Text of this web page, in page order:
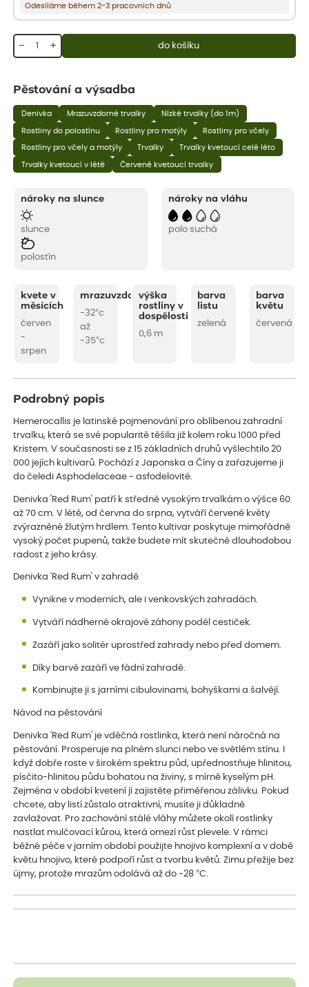
Odesíláme během 2-3 pracovních dnů
+
− do košíku
Pěstování a výsadba
Denivka Mrazuvzdorné trvalky Nízké trvalky (do 1m)
Rostliny do polostínu Rostliny pro motýly Rostliny pro včely
Rostliny pro včely a motýly Trvalky Trvalky kvetoucí celé léto
Trvalky kvetoucí v létě Červeně kvetoucí trvalky
nároky na slunce
slunce
polostín
nároky na vláhu
polo suchá
kvete v
měsících
červen
-
srpen
mrazuvzdornost
-32°c
až
-35°c
výška
rostliny v
dospělosti
0,6 m
barva
listu
zelená
barva
květu
červená
Podrobný popis
Hemerocallis je latinské pojmenování pro oblíbenou zahradní
trvalku, která se své popularitě těšila již kolem roku 1000 před
Kristem. V současnosti se z 15 základních druhů vyšlechtilo 20
000 jejích kultivarů. Pochází z Japonska a Číny a zařazujeme ji
do čeledi Asphodelaceae - asfodelovité.
Denivka 'Red Rum' patří k středně vysokým trvalkám o výšce 60
až 70 cm. V létě, od června do srpna, vytváří červené květy
zvýrazněné žlutým hrdlem. Tento kultivar poskytuje mimořádně
vysoký počet pupenů, takže budete mít skutečně dlouhodobou
radost z jeho krásy.
Denivka 'Red Rum' v zahradě
Vynikne v moderních, ale i venkovských zahradách.
Vytváří nádherné okrajové záhony podél cestiček.
Zazáří jako solitér uprostřed zahrady nebo před domem.
Díky barvě zazáří ve fádní zahradě.
Kombinujte ji s jarními cibulovinami, bohyškami a šalvějí.
Návod na pěstování
Denivka 'Red Rum' je vděčná rostlinka, která není náročná na
pěstování. Prosperuje na plném slunci nebo ve světlém stínu. I
když dobře roste v širokém spektru půd, upřednostňuje hlinitou,
písčito-hlinitou půdu bohatou na živiny, s mírně kyselým pH.
Zejména v období kvetení jí zajistěte přiměřenou zálivku. Pokud
chcete, aby listí zůstalo atraktivní, musíte ji důkladně
zavlažovat. Pro zachování stálé vláhy můžete okolí rostlinky
nastlat mulčovací kůrou, která omezí růst plevele. V rámci
běžné péče v jarním období použijte hnojivo komplexní a v době
květu hnojivo, které podpoří růst a tvorbu květů. Zimu přežije bez
újmy, protože mrazům odolává až do -28 °C.